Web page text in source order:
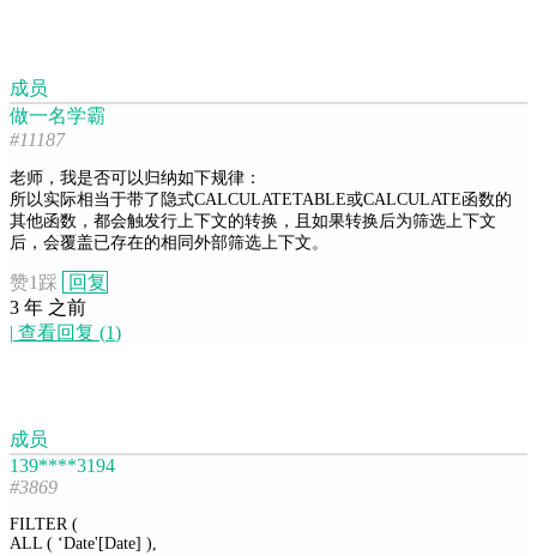
成员
做一名学霸
#11187
老师，我是否可以归纳如下规律：
所以实际相当于带了隐式CALCULATETABLE或CALCULATE函数的
其他函数，都会触发行上下文的转换，且如果转换后为筛选上下文
后，会覆盖已存在的相同外部筛选上下文。
赞1 踩
回复
3 年 之前
| 查看回复 (1)
成员
139****3194
#3869
FILTER (
ALL ( ‘Date'[Date] ),